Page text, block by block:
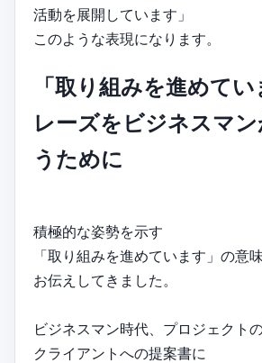
活動を展開しています」
このような表現になります。
「取り組みを進めて
レーズをビジネスマ
うために
積極的な姿勢を示す
「取り組みを進めています」の意
お伝えしてきました。
ビジネスマン時代、プロジェクト
クライアントへの提案書に